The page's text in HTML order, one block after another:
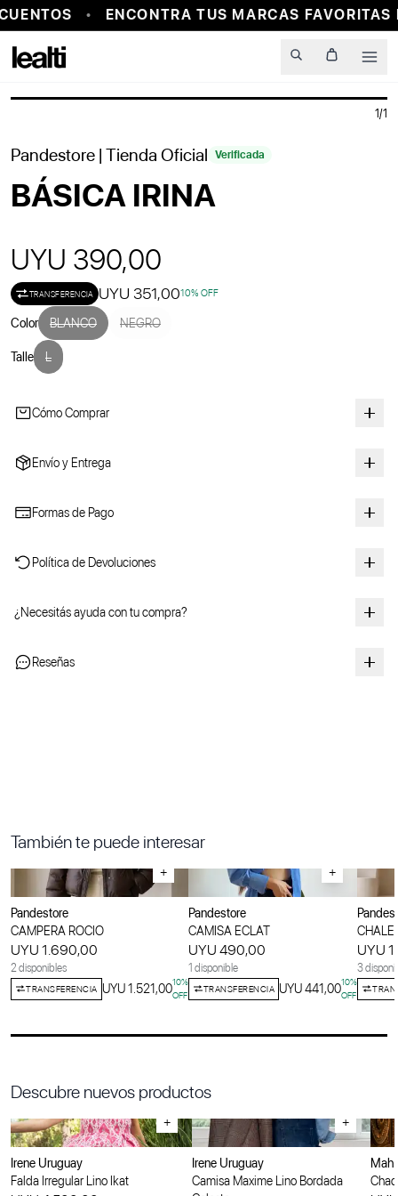
ENCONTRA TUS MARCAS FAVORITAS
PROBADOR VIRTUAL
1/1
Pandestore | Tienda Oficial Verificada
BÁSICA IRINA
UYU 390,00
TRANSFERENCIA UYU 351,0010% OFF
Color BLANCO NEGRO
Talle L
Cómo Comprar
Envío y Entrega
Formas de Pago
Política de Devoluciones
¿Necesitás ayuda con tu compra?
Reseñas
También te puede interesar
+
Pandestore
CAMPERA ROCIO
UYU 1.690,00
2 disponibles
TRANSFERENCIA UYU 1.521,0010%
OFF
+
Pandestore
CAMISA ECLAT
UYU 490,00
1 disponible
TRANSFERENCIA UYU 441,0010%
OFF
UYU
3
Descubre nuevos productos
+
Irene Uruguay
Falda Irregular Lino Ikat
+
Irene Uruguay
Camisa Maxime Lino Bordada